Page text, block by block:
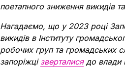
поетапного зниження викидів
Нагадаємо, що у 2023 році
викидів в Інституту
робочих груп та громадських
запоріжці зверталисядо влади